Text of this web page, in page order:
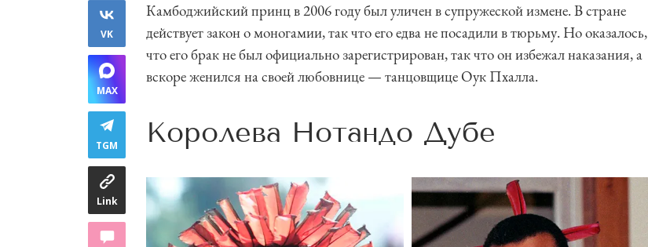
VK
MAX
TGM
Link
Камбоджийский принц в 2006 году был уличен в супружеской измене. В стране
действует закон о моногамии, так что его едва не посадили в тюрьму. Но оказалось,
что его брак не был официально зарегистрирован, так что он избежал наказания, а
вскоре женился на своей любовнице — танцовщице Оук Пхалла.
Королева Нотандо Дубе